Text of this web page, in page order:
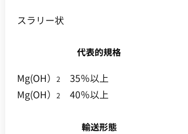
スラリー状
代表的規格
Mg(OH） 2
35％以上
Mg(OH）
2 40％以上
輸送形態